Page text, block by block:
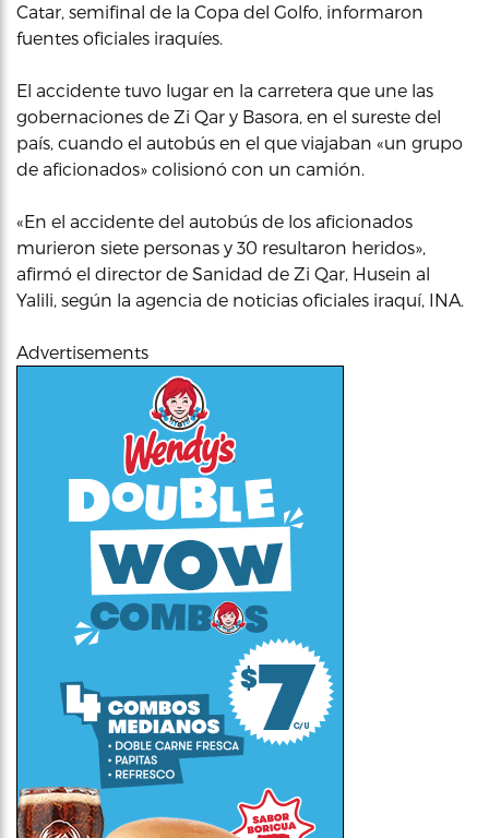
Catar, semifinal de la Copa del Golfo, informaron
fuentes oficiales iraquíes.
El accidente tuvo lugar en la carretera que une las
gobernaciones de Zi Qar y Basora, en el sureste del
país, cuando el autobús en el que viajaban «un grupo
de aficionados» colisionó con un camión.
«En el accidente del autobús de los aficionados
murieron siete personas y 30 resultaron heridos»,
afirmó el director de Sanidad de Zi Qar, Husein al
Yalili, según la agencia de noticias oficiales iraquí, INA.
Advertisements